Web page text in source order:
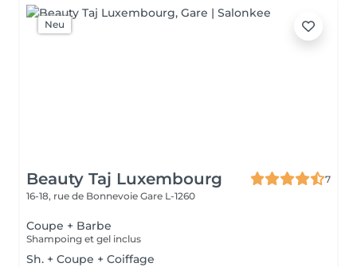
Neu
Beauty Taj Luxembourg
7
16-18, rue de Bonnevoie Gare L-1260
Coupe + Barbe
Shampoing et gel inclus
Sh. + Coupe + Coiffage